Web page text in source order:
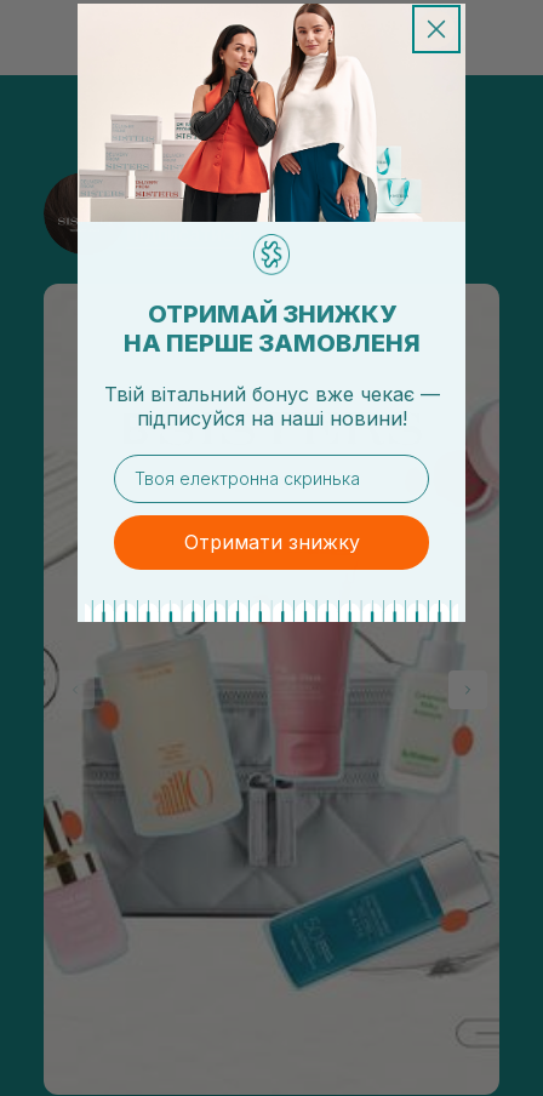
@sisters_stelmakh в Instagram
ОТРИМАЙ ЗНИЖКУ
НА ПЕРШЕ ЗАМОВЛЕНЯ
Твій вітальний бонус вже чекає —
підписуйся на наші новини!
email
Отримати знижку